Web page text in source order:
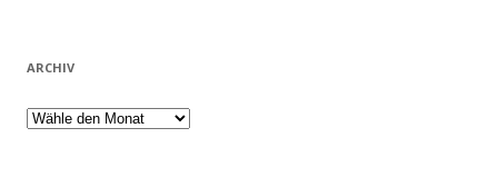
ARCHIV